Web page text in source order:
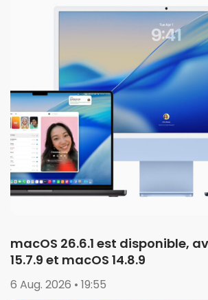
macOS 26.6.1 est disponible,
15.7.9 et macOS 14.8.9
6 Aug. 2026 • 19:55